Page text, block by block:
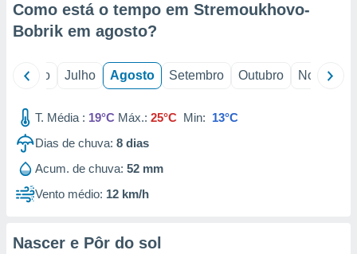
e
de
Como está o tempo em Stremoukhovo-
Bobrik em agosto?
Junho Julho Agosto Setembro Outubro Novembro
T. Média : 19°C Máx.: 25°C Min: 13°C
Dias de chuva: 8 dias
Acum. de chuva: 52 mm
Vento médio: 12 km/h
Nascer e Pôr do sol